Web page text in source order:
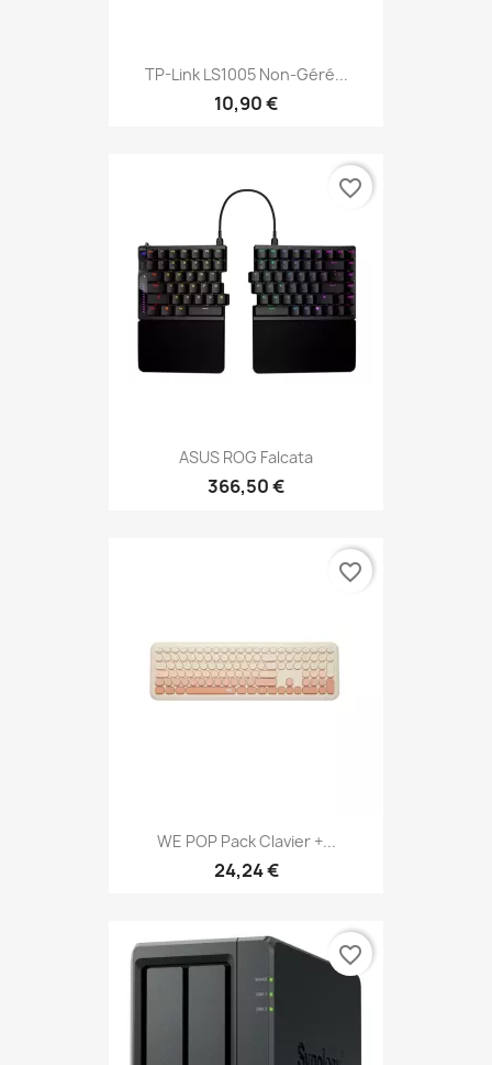
TP-Link LS1005 Non-Géré...
10,90 €
ASUS ROG Falcata
366,50 €
favorite_border
WE POP Pack Clavier +...
24,24 €
favorite_border
favorite_border